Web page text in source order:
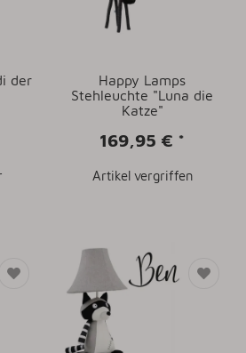
der
Happy Lamps
Stehleuchte "Luna die
Katze"
169,95 € *
Artikel vergriffen